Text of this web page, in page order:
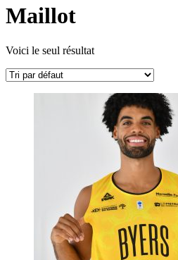
Maillot
Voici le seul résultat